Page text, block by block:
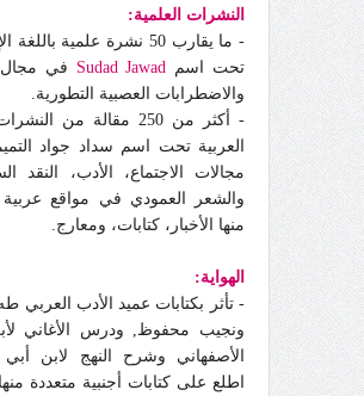
النشرات العلمية:
- ما يقارب 50 نشرة علمية
تحت اسم Sudad Jawad في
والاضطرابات العصبية التطورية.
- أكثر من 250 مقالة من
العربية تحت اسم سداد جواد
مجالات الاجتماع، الأدب، النقد
والشعر العمودي في مواقع عربية
منها الأخبار، كتابات، ومعارج.
الهواية:
- تأثر بكتابات عميد الأدب العربي
ونجيب محفوظ, ودرس الأغاني
الأصفهاني وشرح النهج لابن أبي
اطلع على كتابات أجنبية متعددة